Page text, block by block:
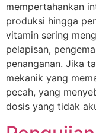
mempertahankan
produksi hingga
vitamin sering
pelapisan,
penanganan. Jika
mekanik yang
pecah, yang
dosis yang tidak